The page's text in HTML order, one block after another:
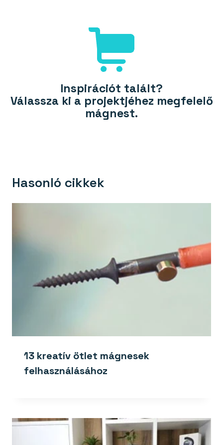
Inspirációt talált?
Válassza ki a projektjéhez megfelelő
mágnest.
Hasonló cikkek
13 kreatív ötlet mágnesek
felhasználásához